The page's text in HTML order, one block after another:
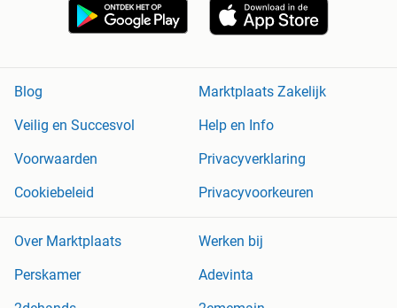
Blog
Marktplaats Zakelijk
Veilig en Succesvol
Help en Info
Voorwaarden
Privacyverklaring
Cookiebeleid
Privacyvoorkeuren
Over Marktplaats
Werken bij
Perskamer
Adevinta